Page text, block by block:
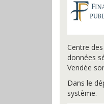
Centre
données
Vendée
Dans le
système.